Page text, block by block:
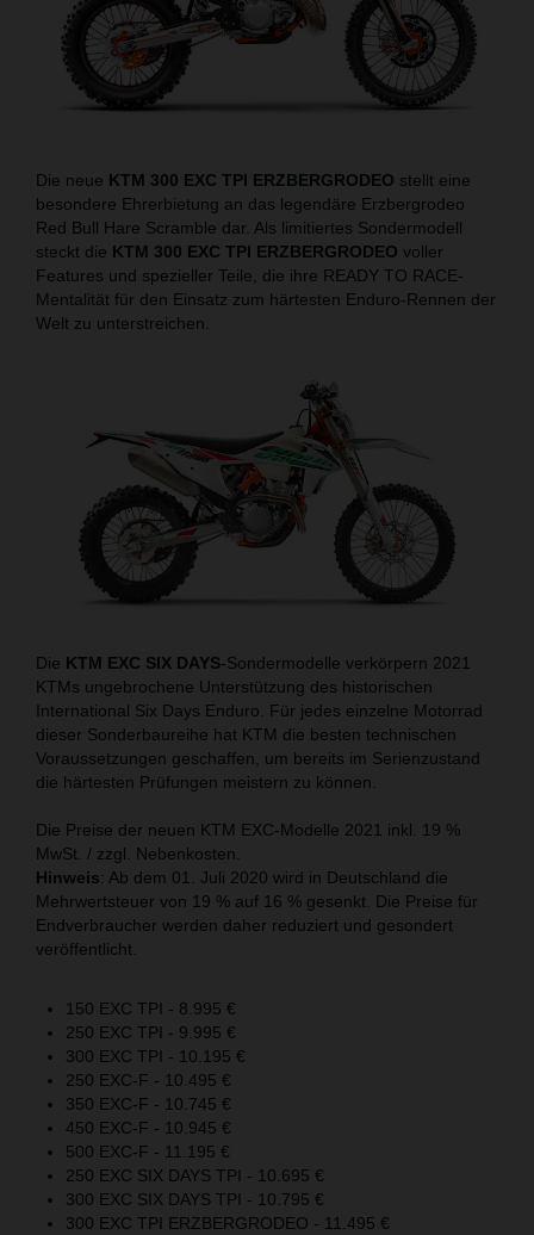
Die neue KTM 300 EXC TPI ERZBERGRODEO stellt eine
besondere Ehrerbietung an das legendäre Erzbergrodeo
Red Bull Hare Scramble dar. Als limitiertes Sondermodell
steckt die KTM 300 EXC TPI ERZBERGRODEO voller
Features und spezieller Teile, die ihre READY TO RACE-
Mentalität für den Einsatz zum härtesten Enduro-Rennen der
Welt zu unterstreichen.
Die KTM EXC SIX DAYS-Sondermodelle verkörpern 2021
KTMs ungebrochene Unterstützung des historischen
International Six Days Enduro. Für jedes einzelne Motorrad
dieser Sonderbaureihe hat KTM die besten technischen
Voraussetzungen geschaffen, um bereits im Serienzustand
die härtesten Prüfungen meistern zu können.
Die Preise der neuen KTM EXC-Modelle 2021 inkl. 19 %
MwSt. / zzgl. Nebenkosten.
Hinweis: Ab dem 01. Juli 2020 wird in Deutschland die
Mehrwertsteuer von 19 % auf 16 % gesenkt. Die Preise für
Endverbraucher werden daher reduziert und gesondert
veröffentlicht.
150 EXC TPI - 8.995 €
250 EXC TPI - 9.995 €
300 EXC TPI - 10.195 €
250 EXC-F - 10.495 €
350 EXC-F - 10.745 €
450 EXC-F - 10.945 €
500 EXC-F - 11.195 €
250 EXC SIX DAYS TPI - 10.695 €
300 EXC SIX DAYS TPI - 10.795 €
300 EXC TPI ERZBERGRODEO - 11.495 €